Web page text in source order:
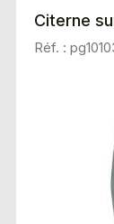
Citerne
Réf. :